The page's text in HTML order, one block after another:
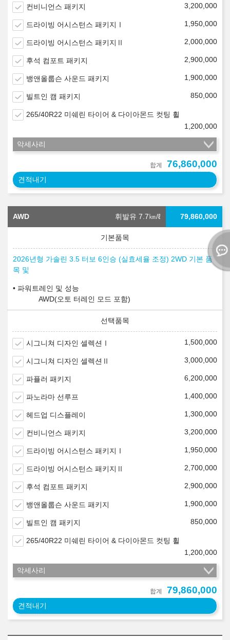
컨비니언스 패키지 3,200,000
드라이빙 어시스턴스 패키지Ⅰ 1,950,000
드라이빙 어시스턴스 패키지Ⅱ 2,000,000
후석 컴포트 패키지 2,900,000
뱅앤올룹슨 사운드 패키지 1,900,000
빌트인 캠 패키지 850,000
265/40R22 미쉐린 타이어 & 다이아몬드 컷팅 휠
1,200,000
악세사리
합계 76,860,000
견적내기
AWD 휘발유 7.7㎞/ℓ 79,860,000
2026년형 가솔린 3.5 터보 6인승 (실효세율 조정) 2WD 기본 품
목 및
파워트레인 및 성능
AWD(오토 터레인 모드 포함)
시그니쳐 디자인 셀렉션Ⅰ 1,500,000
시그니쳐 디자인 셀렉션Ⅱ 3,000,000
파퓰러 패키지 6,200,000
파노라마 선루프 1,400,000
헤드업 디스플레이 1,300,000
컨비니언스 패키지 3,200,000
드라이빙 어시스턴스 패키지Ⅰ 1,950,000
드라이빙 어시스턴스 패키지Ⅱ 2,700,000
후석 컴포트 패키지 2,900,000
뱅앤올룹슨 사운드 패키지 1,900,000
빌트인 캠 패키지 850,000
265/40R22 미쉐린 타이어 & 다이아몬드 컷팅 휠
1,200,000
악세사리
합계 79,860,000
견적내기